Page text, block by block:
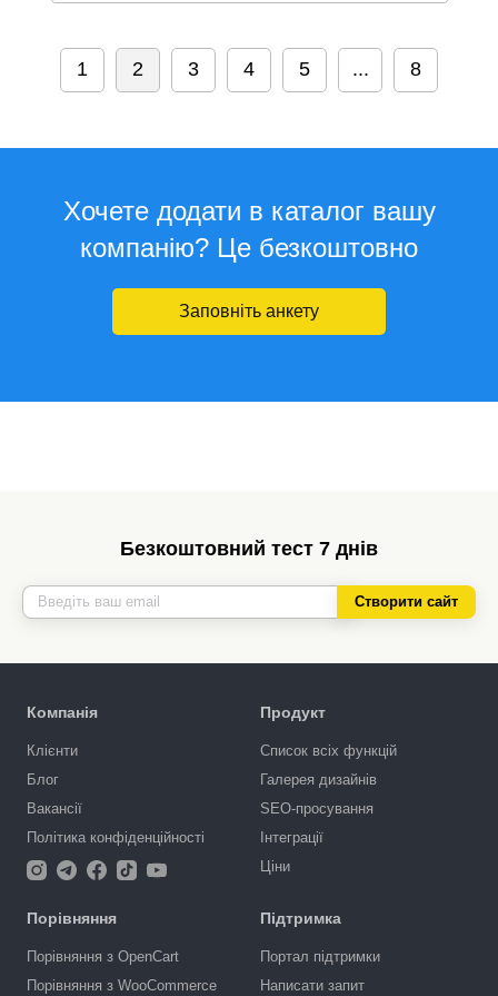
1 2 3 4 5 ... 8
Хочете додати в каталог вашу
компанію? Це безкоштовно
Заповніть анкету
Безкоштовний тест 7 днів
Створити сайт
Компанія
Клієнти
Блог
Вакансії
Політика конфіденційності
Продукт
Список всіх функцій
Галерея дизайнів
SEO-просування
Інтеграції
Ціни
Порівняння
Порівняння з OpenCart
Порівняння з WooCommerce
Підтримка
Портал підтримки
Написати запит